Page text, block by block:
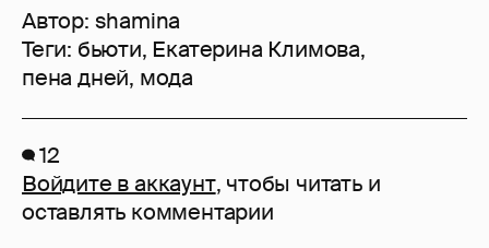
Автор: shamina
Теги: бьюти, Екатерина Климова,
пена дней, мода
12
Войдите в аккаунт, чтобы читать и
оставлять комментарии